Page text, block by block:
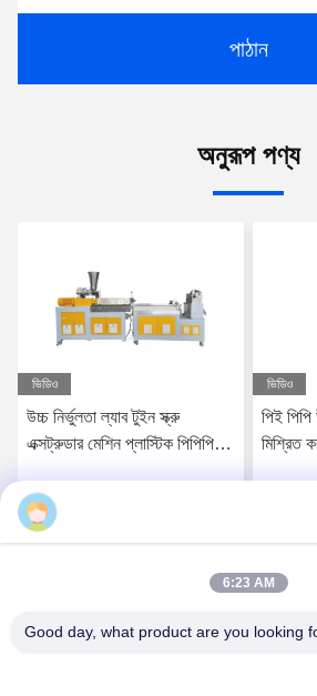
পাঠান
অনুরূপ পণ্য
ভিডিও
উচ্চ নির্ভুলতা ল্যাব টুইন স্ক্রু
এক্সট্রুডার মেশিন প্লাস্টিক পিপিপি
ভিডিও
পিই পিপি
মিশ্রিত
6:23 AM
Good day, what product are you looking